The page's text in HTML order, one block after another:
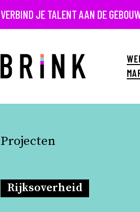
VERBIND JE TALENT AAN DE
Projecten
Rijksoverheid